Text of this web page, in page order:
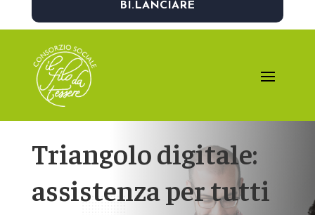
BI.LANCIARE
Triangolo digitale:
assistenza per tutti